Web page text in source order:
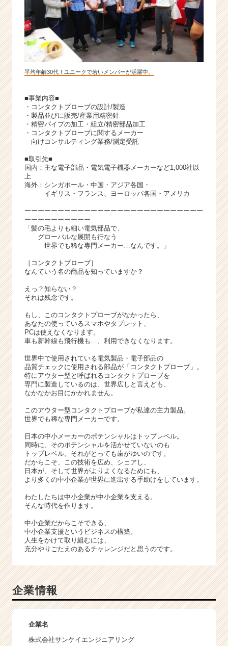
平均年齢30代！ユニークで若いメンバーが活躍中。
■事業内容■
・コンタクトプローブの設計/製造
・製品並びに販売/産業用精密針
・精密パイプの加工・組立/精密部品加工
・コンタクトプローブに関するメーカー
向けコンサルティング業務/測定受託
■取引先■
国内：主な電子部品・電気電子機器メーカーなど1,000社以
上
海外：シンガポール・中国・アジア各国・
イギリス・フランス、ヨーロッパ各国・アメリカ
ーーーーーーーーーーーーーーーーーーーーーーーーーーー
ーーーーーーーーーー
「髪の毛よりも細い電気部品で、
グローバルな展開も行なう
世界でも稀な専門メーカー…なんです。」
［コンタクトプローブ］
なんていう名の商品を知っていますか？
えっ？知らない？
それは残念です。
もし、このコンタクトプローブがなかったら、
あなたの使っているスマホやタブレット、
PCは使えなくなります。
車も新幹線も飛行機も…、利用できなくなります。
世界中で使用されている電気製品・電子部品の
品質チェックに使用される部品が「コンタクトプローブ」。
特にアウター型と呼ばれるコンタクトプローブを
専門に製造しているのは、世界広しと言えども、
なかなかお目にかかれません。
このアウター型コンタクトプローブが私達の主力製品。
世界でも稀な専門メーカーです。
日本の中小メーカーのポテンシャルはトップレベル。
同時に、そのポテンシャルを活かせていないのも
トップレベル。それがとっても歯がゆいのです。
だからこそ、この技術を広め、シェアし、
日本が、そして世界がよりよくなるためにも、
より多くの中小企業が世界に進出する手助けをしています。
わたしたちは中小企業が中小企業を支える。
そんな時代を作ります。
中小企業だからこそできる、
中小企業支援というビジネスの構築。
人生をかけて取り組むには、
充分やりごたえのあるチャレンジだと思うのです。
企業情報
企業名
株式会社サンケイエンジニアリング